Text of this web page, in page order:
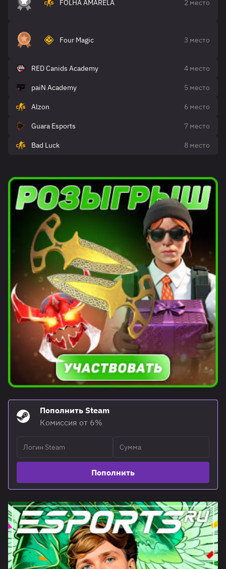
FOLHA AMARELA 2 место
Four Magic 3 место
RED Canids Academy 4 место
paiN Academy 5 место
Alzon 6 место
Guara Esports 7 место
Bad Luck 8 место
Пополнить Steam
Комиссия от 6%
Пополнить